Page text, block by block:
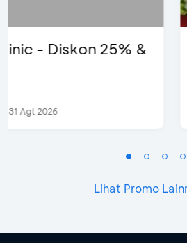
D’Cost - Diskon
Periode 17 Sep 2023
Lihat Promo